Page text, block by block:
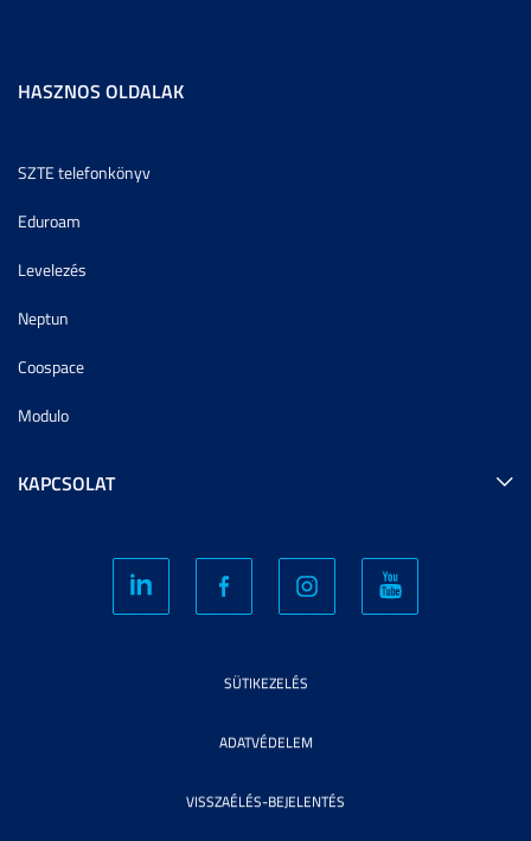
HASZNOS OLDALAK
SZTE telefonkönyv
Eduroam
Levelezés
Neptun
Coospace
Modulo
KAPCSOLAT
SÜTIKEZELÉS
ADATVÉDELEM
VISSZAÉLÉS-BEJELENTÉS